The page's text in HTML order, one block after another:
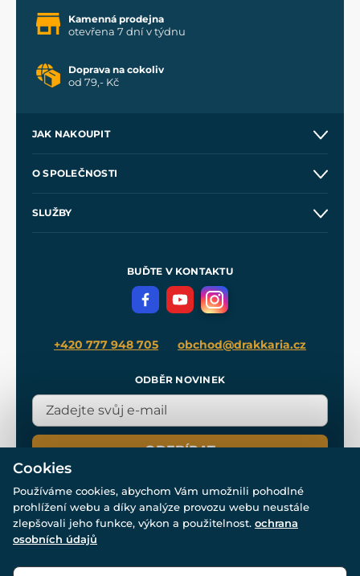
Kamenná prodejna
otevřena 7 dní v týdnu
Doprava na cokoliv
od 79,- Kč
JAK NAKOUPIT
Velkoobchod
O SPOLEČNOSTI
SLUŽBY
Meče pro Kingdom Come
BUĎTE V KONTAKTU
+420 777 948 705 obchod@drakkaria.cz
ODBĚR NOVINEK
ODEBÍRAT
© Všechna práva vyhrazena. www.drakkaria.cz 2007-2026.
Cookies
Používáme cookies, abychom Vám umožnili pohodlné
prohlížení webu a díky analýze provozu webu neustále
zlepšovali jeho funkce, výkon a použitelnost. ochrana
osobních údajů